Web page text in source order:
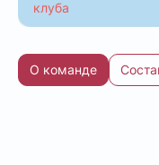
О команде